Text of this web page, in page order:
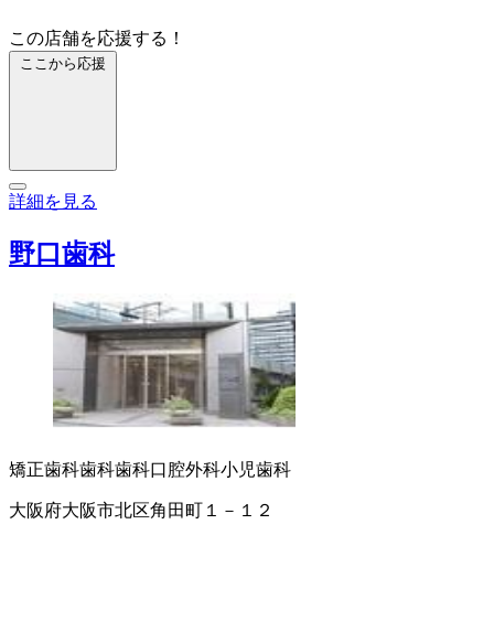
この店舗を応援する！
ここから応援
詳細を見る
野口歯科
矯正歯科歯科歯科口腔外科小児歯科
大阪府大阪市北区角田町１－１２